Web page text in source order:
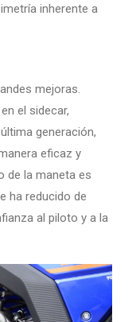
inherente a
mejoras.
el sidecar,
generación,
eficaz y
de la maneta es
ha reducido de
al piloto y a la